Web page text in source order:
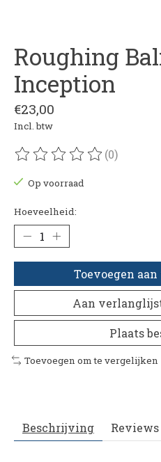
Roughing
Inception
€23,00
Incl. btw
De beoordeling van dit
(0)
Op voorraad
Hoeveelheid:
Toevoegen
Aan
Plaats
Toevoegen om te vergelijken
Beschrijving Reviews